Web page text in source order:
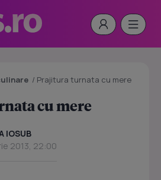
/ Prajitura turnata cu mere
cu mere
IOSUB
2013, 22:00